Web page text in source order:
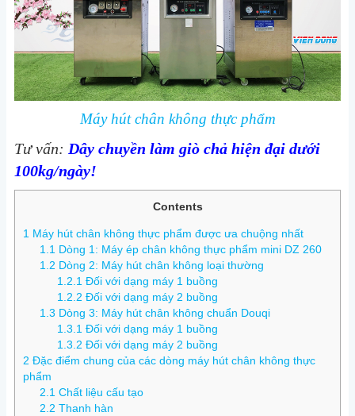
Máy hút chân không thực phẩm
Tư vấn: Dây chuyền làm giò chả hiện đại dưới
100kg/ngày!
Contents
1 Máy hút chân không thực phẩm được ưa chuộng nhất
1.1 Dòng 1: Máy ép chân không thực phẩm mini DZ 260
1.2 Dòng 2: Máy hút chân không loại thường
1.2.1 Đối với dạng máy 1 buồng
1.2.2 Đối với dạng máy 2 buồng
1.3 Dòng 3: Máy hút chân không chuẩn Douqi
1.3.1 Đối với dạng máy 1 buồng
1.3.2 Đối với dạng máy 2 buồng
2 Đặc điểm chung của các dòng máy hút chân không thực
phẩm
2.1 Chất liệu cấu tạo
2.2 Thanh hàn